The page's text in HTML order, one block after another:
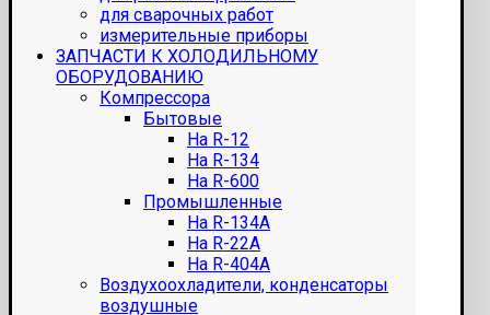
для сварочных работ
измерительные приборы
ЗАПЧАСТИ К ХОЛОДИЛЬНОМУ
ОБОРУДОВАНИЮ
Компрессора
Бытовые
На R-12
На R-134
На R-600
Промышленные
На R-134A
На R-22A
На R-404A
Воздухоохладители, конденсаторы
воздушные